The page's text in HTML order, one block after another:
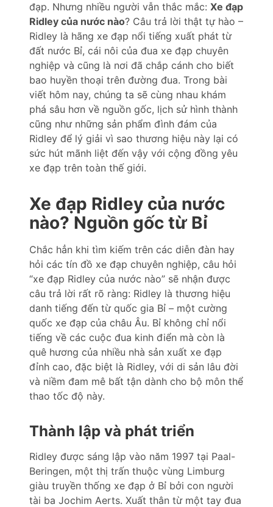
đạp. Nhưng nhiều người vẫn thắc mắc: Xe đạp
Ridley của nước nào? Câu trả lời thật tự hào –
Ridley là hãng xe đạp nổi tiếng xuất phát từ
đất nước Bỉ, cái nôi của đua xe đạp chuyên
nghiệp và cũng là nơi đã chắp cánh cho biết
bao huyền thoại trên đường đua. Trong bài
viết hôm nay, chúng ta sẽ cùng nhau khám
phá sâu hơn về nguồn gốc, lịch sử hình thành
cũng như những sản phẩm đình đám của
Ridley để lý giải vì sao thương hiệu này lại có
sức hút mãnh liệt đến vậy với cộng đồng yêu
xe đạp trên toàn thế giới.
Xe đạp Ridley của nước
nào? Nguồn gốc từ Bỉ
Chắc hẳn khi tìm kiếm trên các diễn đàn hay
hỏi các tín đồ xe đạp chuyên nghiệp, câu hỏi
“xe đạp Ridley của nước nào” sẽ nhận được
câu trả lời rất rõ ràng: Ridley là thương hiệu
danh tiếng đến từ quốc gia Bỉ – một cường
quốc xe đạp của châu Âu. Bỉ không chỉ nổi
tiếng về các cuộc đua kinh điển mà còn là
quê hương của nhiều nhà sản xuất xe đạp
đỉnh cao, đặc biệt là Ridley, với di sản lâu đời
và niềm đam mê bất tận dành cho bộ môn thể
thao tốc độ này.
Thành lập và phát triển
Ridley được sáng lập vào năm 1997 tại Paal-
Beringen, một thị trấn thuộc vùng Limburg
giàu truyền thống xe đạp ở Bỉ bởi con người
tài ba Jochim Aerts. Xuất thân từ một tay đua